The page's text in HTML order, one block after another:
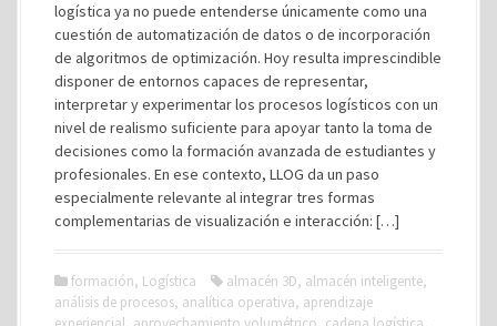
logística ya no puede entenderse únicamente como una
cuestión de automatización de datos o de incorporación
de algoritmos de optimización. Hoy resulta imprescindible
disponer de entornos capaces de representar,
interpretar y experimentar los procesos logísticos con un
nivel de realismo suficiente para apoyar tanto la toma de
decisiones como la formación avanzada de estudiantes y
profesionales. En ese contexto, LLOG da un paso
especialmente relevante al integrar tres formas
complementarias de visualización e interacción: […]
formación, Logística almacén 3D, almacén inteligente,
análisis de procesos, analítica operativa, aprendizaje